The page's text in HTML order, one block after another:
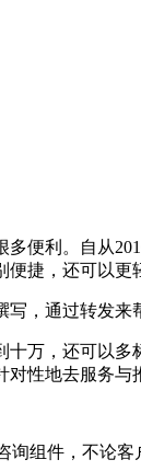
利。自从
捷，还可以更
，通过转发来
，还可以多
性地去服务与
组件，不论客